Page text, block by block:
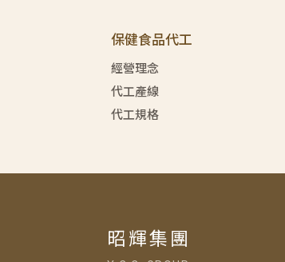
保健食品代工
經營理念
代工產線
代工規格
昭輝集團